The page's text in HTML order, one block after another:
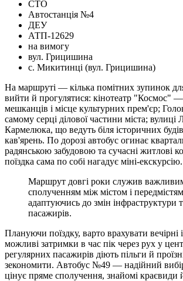
СТО
Автостанція №4
ДЕУ
АТП-12629
на вимогу
вул. Грицишина
с. Микитинці (вул. Грицишина)
На маршруті — кілька помітних зупинок
вийти й прогулятися: кінотеатр "Космос" —
мешканців і місце культурних прем'єр;
самому серці ділової частини міста; вулиці
Кармелюка, що ведуть біля історичних
кав'ярень. По дорозі автобус огинає
радянською забудовою та сучасні житлові
поїздка сама по собі нагадує міні-екскурсію.
Маршрут довгі роки служив
сполученням між містом і
адаптуючись до змін інфраструктури
пасажирів.
Плануючи поїздку, варто врахувати вечірні
можливі затримки в час пік через рух у
регулярних пасажирів діють пільги й
зекономити. Автобус №49 — надійний
цінує пряме сполучення, знайомі